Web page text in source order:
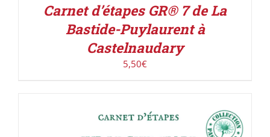
Carnet d’étapes GR® 7 de La
Bastide-Puylaurent à
Castelnaudary
5,50€